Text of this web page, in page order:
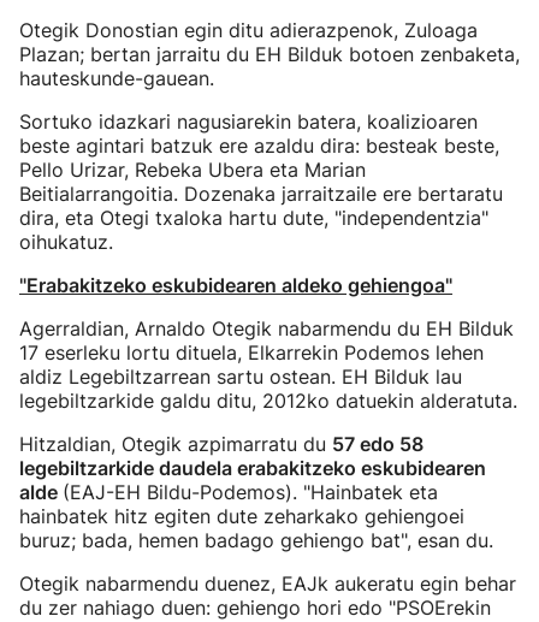
Otegik Donostian egin ditu adierazpenok, Zuloaga
Plazan; bertan jarraitu du EH Bilduk botoen zenbaketa,
hauteskunde-gauean.
Sortuko idazkari nagusiarekin batera, koalizioaren
beste agintari batzuk ere azaldu dira: besteak beste,
Pello Urizar, Rebeka Ubera eta Marian
Beitialarrangoitia. Dozenaka jarraitzaile ere bertaratu
dira, eta Otegi txaloka hartu dute, "independentzia"
oihukatuz.
"Erabakitzeko eskubidearen aldeko gehiengoa"
Agerraldian, Arnaldo Otegik nabarmendu du EH Bilduk
17 eserleku lortu dituela, Elkarrekin Podemos lehen
aldiz Legebiltzarrean sartu ostean. EH Bilduk lau
legebiltzarkide galdu ditu, 2012ko datuekin alderatuta.
Hitzaldian, Otegik azpimarratu du 57 edo 58
legebiltzarkide daudela erabakitzeko eskubidearen
alde (EAJ-EH Bildu-Podemos). "Hainbatek eta
hainbatek hitz egiten dute zeharkako gehiengoei
buruz; bada, hemen badago gehiengo bat", esan du.
Otegik nabarmendu duenez, EAJk aukeratu egin behar
du zer nahiago duen: gehiengo hori edo "PSOErekin